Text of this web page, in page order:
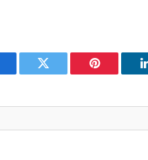
Twitter Pinterest